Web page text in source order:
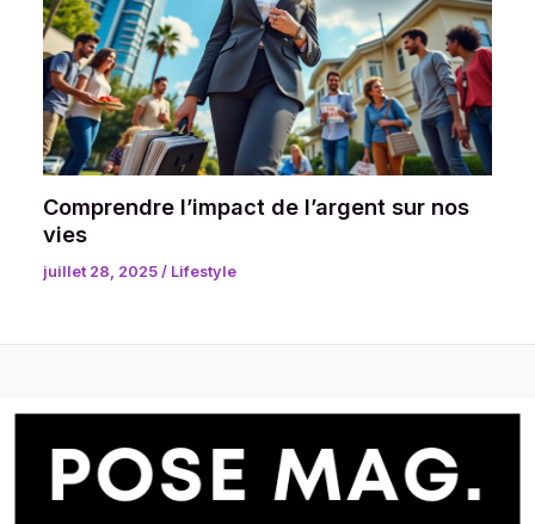
Comprendre l’impact de l’argent sur nos
vies
juillet 28, 2025 / Lifestyle